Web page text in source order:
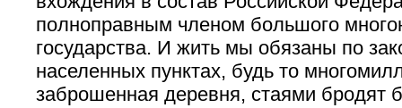
полноправным членом большого
государства. И жить мы обязаны по
населенных пунктах, будь то
заброшенная деревня, стаями бродят